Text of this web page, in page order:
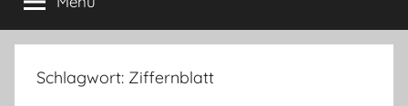
Lifestyle
Lifestyle
Blog
–
Lifestyle,
Schlagwort: Ziffernblatt